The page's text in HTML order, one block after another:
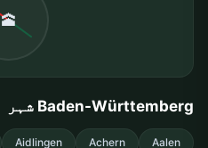
🕋
Baden-Württemberg شہر
Aalen
Achern
Aidlingen